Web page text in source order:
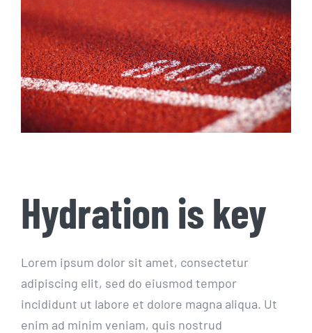
Hydration is key
Lorem ipsum dolor sit amet, consectetur
adipiscing elit, sed do eiusmod tempor
incididunt ut labore et dolore magna aliqua. Ut
enim ad minim veniam, quis nostrud